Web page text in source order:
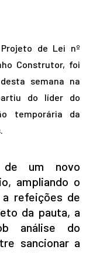
de Lei nº
Construtor, foi
semana na
do líder do
temporária da
um novo
ampliando o
a refeições de
da pauta, a
análise do
sancionar a